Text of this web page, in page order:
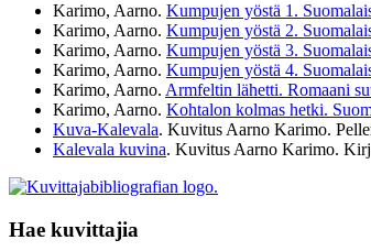
Karimo, Aarno. Kumpujen yöstä 1.
Karimo, Aarno. Kumpujen yöstä 2.
Karimo, Aarno. Kumpujen yöstä 3.
Karimo, Aarno. Kumpujen yöstä 4.
Karimo, Aarno. Armfeltin lähetti. Romaani
Karimo, Aarno. Kohtalon kolmas hetki.
Kuva-Kalevala. Kuvitus Aarno Karimo.
Kalevala kuvina. Kuvitus Aarno Karimo.
Hae kuvittajia